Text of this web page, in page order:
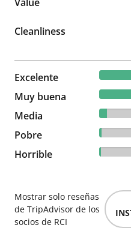
Cleanliness
Excelente 52.59%
71 reviews
Muy buena
37.04%
50 reviews
Media
6.67%
9 reviews
Pobre
2.22%
3 reviews
Horrible
1.48%
2 reviews
Mostrar solo reseñas
de TripAdvisor de los
socios de RCI